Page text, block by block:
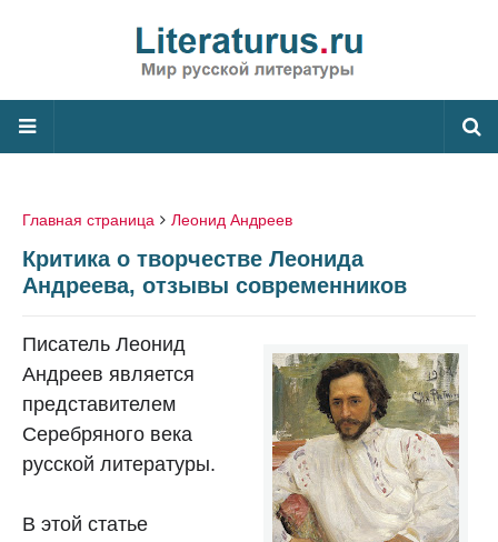
Главная страница Леонид Андреев
Критика о творчестве Леонида
Андреева, отзывы современников
Писатель Леонид
Андреев является
представителем
Серебряного века
русской литературы.
В этой статье